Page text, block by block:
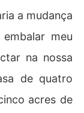
a mudança
meu
na nossa
de quatro
acres de